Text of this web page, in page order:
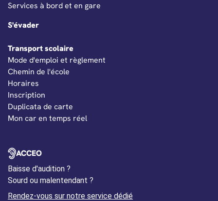
Services à bord et en gare
S'évader
Transport scolaire
Mode d'emploi et règlement
Chemin de l'école
Horaires
Inscription
Duplicata de carte
Mon car en temps réel
OUVERTURE DANS UN NOUVEL ONGLET
ACCEO
Baisse d'audition ?
Sourd ou malentendant ?
Rendez-vous sur notre service dédiéOuverture dans un